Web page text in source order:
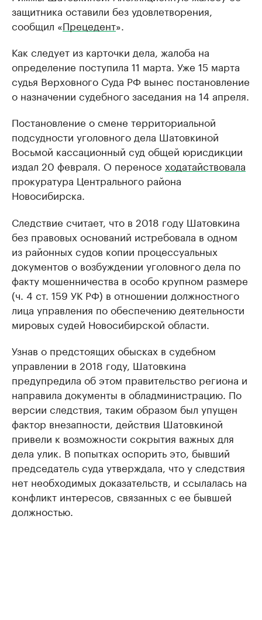
защитника оставили без удовлетворения,
сообщил «Прецедент».
Как следует из карточки дела, жалоба на
определение поступила 11 марта. Уже 15 марта
судья Верховного Суда РФ вынес постановление
о назначении судебного заседания на 14 апреля.
Постановление о смене территориальной
подсудности уголовного дела Шатовкиной
Восьмой кассационный суд общей юрисдикции
издал 20 февраля. О переносе ходатайствовала
прокуратура Центрального района
Новосибирска.
Следствие считает, что в 2018 году Шатовкина
без правовых оснований истребовала в одном
из районных судов копии процессуальных
документов о возбуждении уголовного дела по
факту мошенничества в особо крупном размере
(ч. 4 ст. 159 УК РФ) в отношении должностного
лица управления по обеспечению деятельности
мировых судей Новосибирской области.
Узнав о предстоящих обысках в судебном
управлении в 2018 году, Шатовкина
предупредила об этом правительство региона и
направила документы в обладминистрацию. По
версии следствия, таким образом был упущен
фактор внезапности, действия Шатовкиной
привели к возможности сокрытия важных для
дела улик. В попытках оспорить это, бывший
председатель суда утверждала, что у следствия
нет необходимых доказательств, и ссылалась на
конфликт интересов, связанных с ее бывшей
должностью.